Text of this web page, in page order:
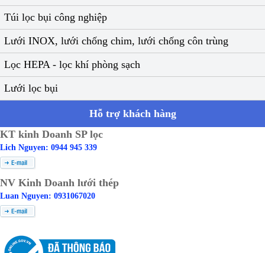
Túi lọc bụi công nghiệp
Lưới INOX, lưới chống chim, lưới chống côn trùng
Lọc HEPA - lọc khí phòng sạch
Lưới lọc bụi
Hỗ trợ khách hàng
KT kinh Doanh SP lọc
Lich Nguyen: 0944 945 339
NV Kinh Doanh lưới thép
Luan Nguyen: 0931067020